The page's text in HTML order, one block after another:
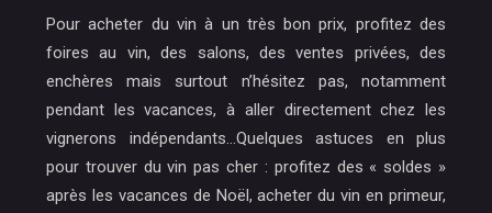
Pour acheter du vin à un très bon prix, profitez des
foires au vin, des salons, des ventes privées, des
enchères mais surtout n’hésitez pas, notamment
pendant les vacances, à aller directement chez les
vignerons indépendants…Quelques astuces en plus
pour trouver du vin pas cher : profitez des « soldes »
après les vacances de Noël, acheter du vin en primeur,